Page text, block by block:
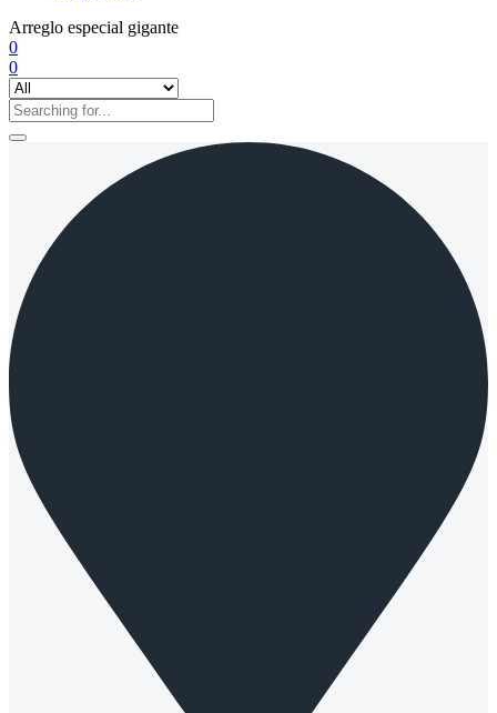
Arreglo especial gigante
0
0